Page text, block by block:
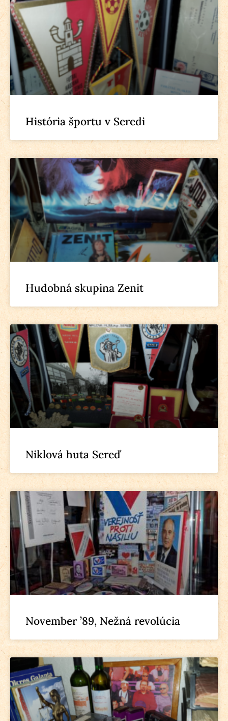
História športu v Seredi
Hudobná skupina Zenit
Niklová huta Sereď
November ’89, Nežná revolúcia